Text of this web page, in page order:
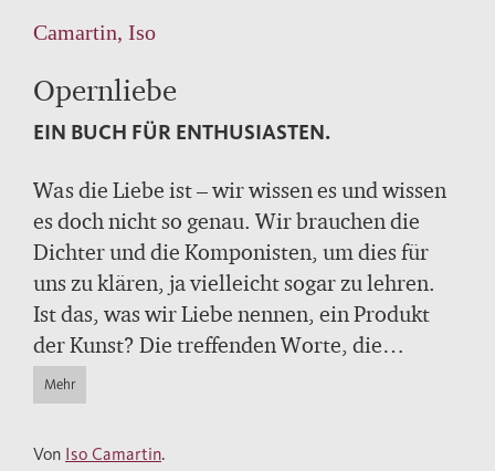
Camartin, Iso
Opernliebe
EIN BUCH FÜR ENTHUSIASTEN.
Was die Liebe ist – wir wissen es und wissen
es doch nicht so genau. Wir brauchen die
Dichter und die Komponisten, um dies für
uns zu klären, ja vielleicht sogar zu lehren.
Ist das, was wir Liebe nennen, ein Produkt
der Kunst? Die treffenden Worte, die
schönen Gesänge, die ergreifende Musik?
Iso Camartin, der zwischen 2004 und 2012
Mehr
Von Iso Camartin.